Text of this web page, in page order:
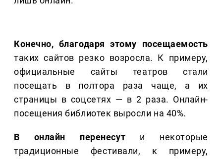
Конечно, благодаря этому посещаемость
таких сайтов резко возросла. К примеру,
официальные сайты театров стали
посещать в полтора раза чаще, а их
страницы в соцсетях — в 2 раза. Онлайн-
посещения библиотек выросли на 40%.
В онлайн перенесут и некоторые
традиционные фестивали, к примеру,